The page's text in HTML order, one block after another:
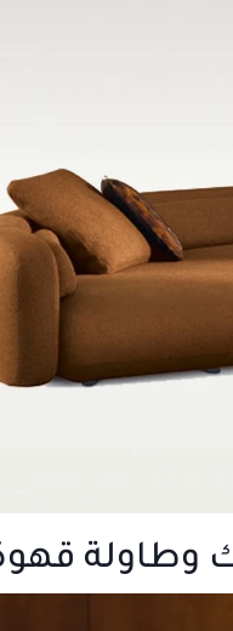
وطاولة قهوة